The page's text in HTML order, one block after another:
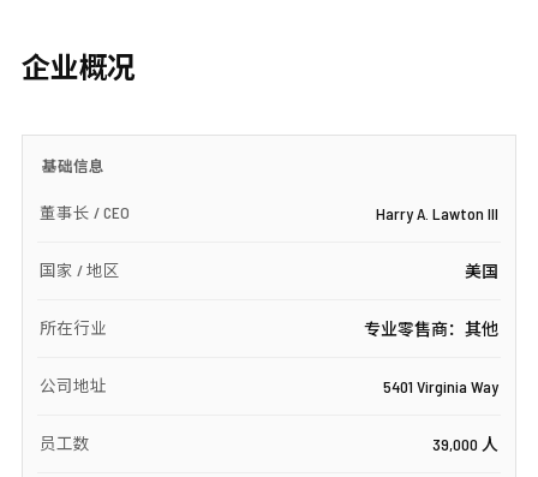
企业概况
基础信息
董事长 / CEO Harry A. Lawton III
国家 / 地区 美国
所在行业 专业零售商：其他
公司地址 5401 Virginia Way
员工数 39,000 人